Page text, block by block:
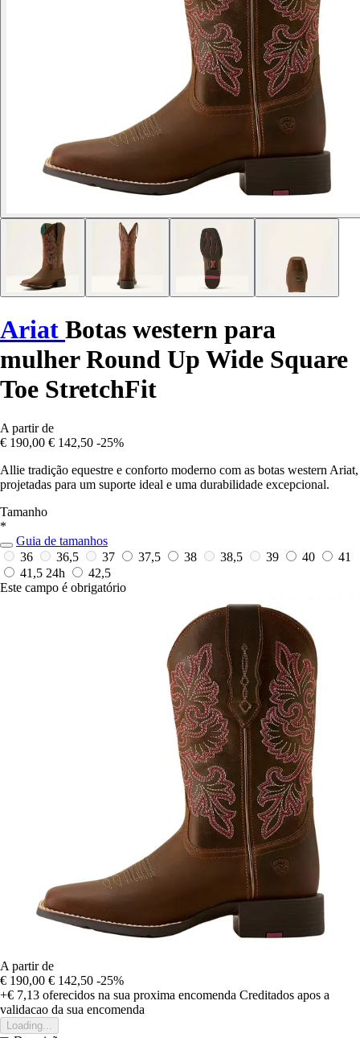
Ariat Botas western para
mulher Round Up Wide Square
Toe StretchFit
A partir de
€ 190,00 € 142,50 -25%
Allie tradição equestre e conforto moderno com as botas western Ariat,
projetadas para um suporte ideal e uma durabilidade excepcional.
Tamanho
*
Guia de tamanhos
36
36,5 37 37,5 38 38,5 39 40
41
41,5 24h
42,5
Este campo é obrigatório
A partir de
€ 190,00 € 142,50 -25%
+€ 7,13 oferecidos na sua proxima encomenda Creditados apos a
validacao da sua encomenda
Loading...